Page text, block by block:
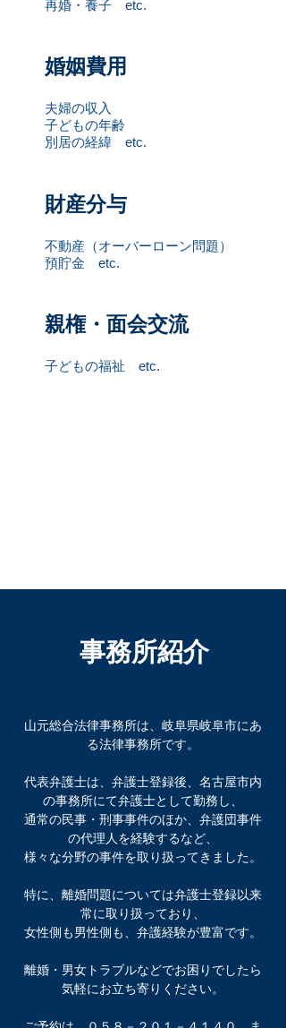
再婚・養子 etc.
婚姻費用
夫婦の収入
子どもの年齢
別居の経緯 etc.
財産分与
不動産（オーバーローン問題）
預貯金 etc.
​親権・面会交流
子どもの福祉 etc.
事務所紹介
山元総合法律事務所は、岐阜県岐阜市にあ
る法律事務所です。
代表弁護士は、弁護士登録後、名古屋市内
の事務所にて弁護士として勤務し、
通常の民事・刑事事件のほか、弁護団事件
の代理人を経験するなど、
様々な分野の事件を取り扱ってきました。
特に、離婚問題については弁護士登録以来
常に取り扱っており、
女性側も男性側も、弁護経験が豊富です。
離婚・男女トラブルなどでお困りでしたら
気軽にお立ち寄りください。